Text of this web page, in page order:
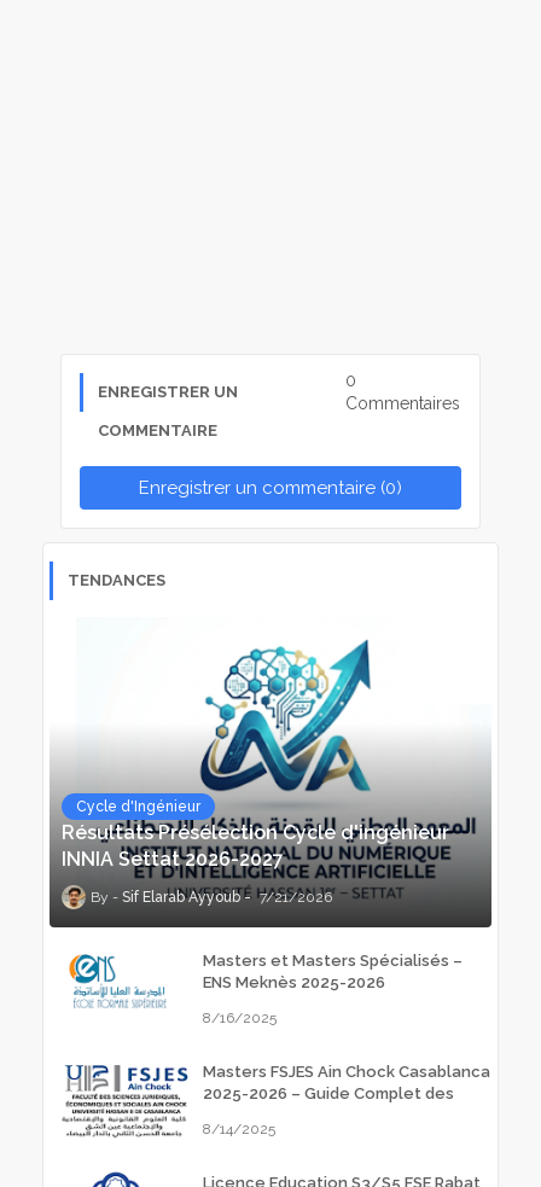
ENREGISTRER UN
COMMENTAIRE
0
Commentaires
Enregistrer un commentaire (0)
TENDANCES
Cycle d'Ingénieur
Résultats Présélection Cycle d'ingénieur
INNIA Settat 2026-2027
Sif Elarab Ayyoub 7/21/2026
Masters et Masters Spécialisés –
ENS Meknès 2025-2026
8/16/2025
Masters FSJES Ain Chock Casablanca
2025-2026 – Guide Complet des
8/14/2025
Licence Education S3/S5 FSE Rabat